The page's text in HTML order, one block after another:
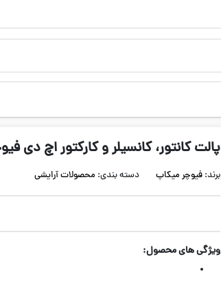
پالت کانتور، کانسیلر و کارکتور اچ دی
برند: فیوچر میکاپ دسته بندی: محصولات آرایشی
ویژگی های محصول: